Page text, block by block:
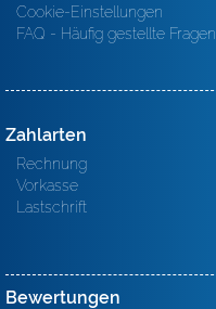
Cookie-Einstellungen
FAQ - Häufig gestellte Fragen
Zahlarten
Rechnung
Vorkasse
Lastschrift
Bewertungen